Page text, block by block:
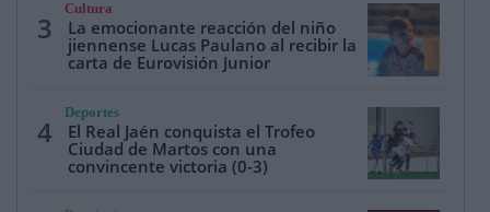
3
Cultura
La emocionante reacción del niño
jiennense Lucas Paulano al recibir la
carta de Eurovisión Junior
4
Deportes
El Real Jaén conquista el Trofeo
Ciudad de Martos con una
convincente victoria (0-3)